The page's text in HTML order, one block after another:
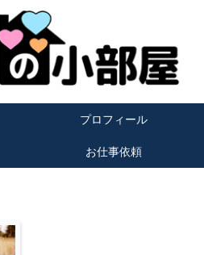
プロフィール
お仕事依頼